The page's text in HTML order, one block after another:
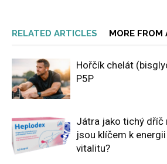
RELATED ARTICLES MORE FROM
Hořčík chelát
P5P
Játra jako tichý dříč
jsou klíčem k
vitalitu?